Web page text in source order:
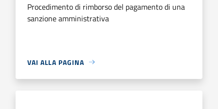
Procedimento di rimborso del pagamento di una
sanzione amministrativa
VAI ALLA PAGINA